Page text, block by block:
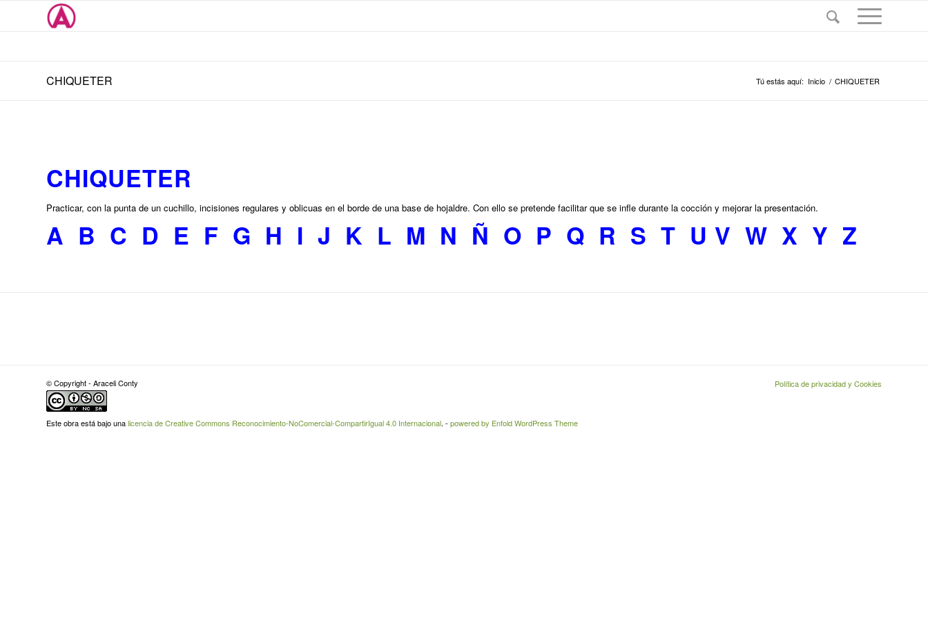
CHIQUETER Tú estás aquí: Inicio / CHIQUETER
CHIQUETER
Practicar, con la punta de un cuchi­llo, incisiones regulares y oblicuas en el borde de una base de hojaldre. Con ello se pretende facilitar que se infle durante la coc­ción y mejorar la presentación.
A B C D E F G H I J K L M N Ñ O P Q R S T U V W X Y Z
© Copyright - Araceli Conty
Este obra está bajo unalicencia de Creative Commons Reconocimiento-NoComercial-CompartirIgual 4.0 Internacional. - powered by Enfold WordPress Theme
Política de privacidad y Cookies